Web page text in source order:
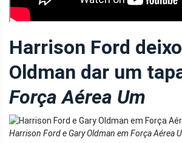
Harrison Ford
Oldman dar um
Força Aérea Um
Harrison Ford e Gary Oldman em Força Aérea